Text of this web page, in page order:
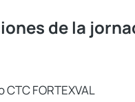
de la
FORTEXVAL